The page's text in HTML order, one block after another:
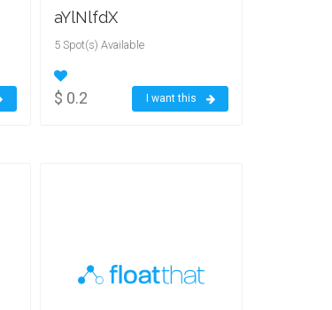
aYlNlfdX
5 Spot(s) Available
$ 0.2 I want this